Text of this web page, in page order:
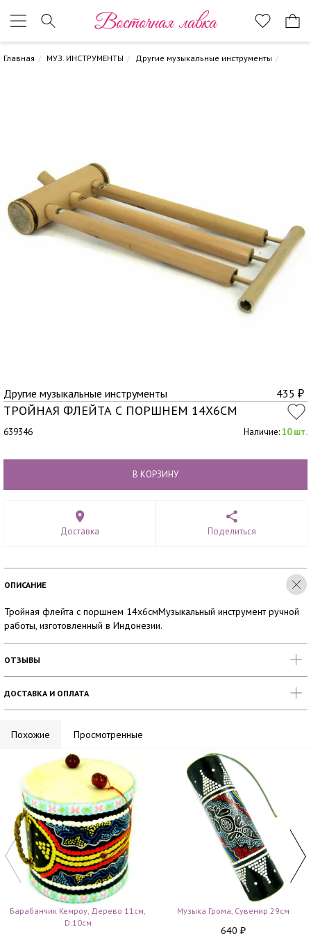
Восточная лавка
Главная МУЗ. ИНСТРУМЕНТЫ Другие музыкальные инструменты
Другие музыкальные инструменты 435 ₽
ТРОЙНАЯ ФЛЕЙТА С ПОРШНЕМ 14Х6СМ
639346 Наличие:10 шт.
В КОРЗИНУ
Доставка Поделиться
ОПИСАНИЕ
Тройная флейта с поршнем 14х6смМузыкальный инструмент ручной
работы, изготовленный в Индонезии.
ОТЗЫВЫ
ДОСТАВКА И ОПЛАТА
Похожие Просмотренные
Барабанчик Кемроу, Дерево 11см,
D.10см
Музыка Грома, Сувенир 29см
640 ₽